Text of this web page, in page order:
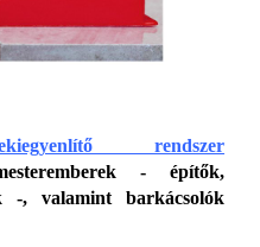
rendszer
- építők,
-, valamint barkácsolók